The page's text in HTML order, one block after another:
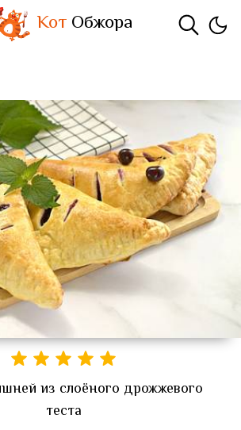
КотОбжора
из слоёного дрожжевого
теста